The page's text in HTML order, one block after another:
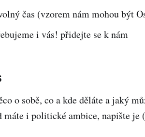
čas (vzorem nám mohou být
i vás! přidejte se k nám
o sobě, co a kde děláte a jaký
máte i politické ambice, napište je